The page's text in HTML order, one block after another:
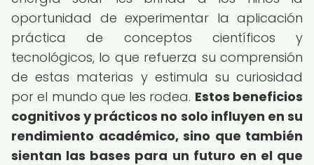
oportunidad de experimentar la aplicación
práctica de conceptos científicos y
tecnológicos, lo que refuerza su comprensión
de estas materias y estimula su curiosidad
por el mundo que les rodea. Estos beneficios
cognitivos y prácticos no solo influyen en su
rendimiento académico, sino que también
sientan las bases para un futuro en el que